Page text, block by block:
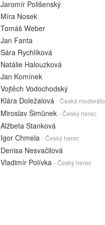
Jaromír Polišenský
Míra Nosek
Tomáš Weber
Jan Fanta
Sára Rychlíková
Natálie Halouzková
Jan Komínek
Vojtěch Vodochodský
Klára Doležalová - Česká
Miroslav Šimůnek - Český herec
Alžbeta Stanková
Igor Chmela - Český herec
Denisa Nesvačilová
Vladimír Polívka - Český herec